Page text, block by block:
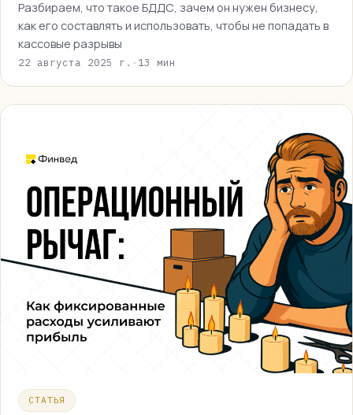
Разбираем, что такое БДДС, зачем он нужен бизнесу,
как его составлять и использовать, чтобы не попадать в
кассовые разрывы
22 августа 2025 г. · 13 мин
СТАТЬЯ